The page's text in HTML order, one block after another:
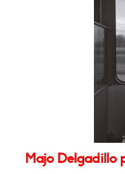
Majo Delgadillo